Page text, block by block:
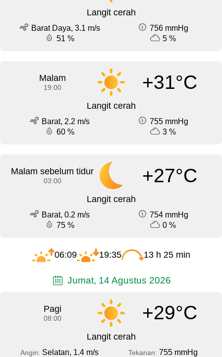
Langit cerah
Barat Daya, 3.1 m/s
756 mmHg
51 %
5 %
Malam
19:00 +31°C
Langit cerah
Barat, 2.2 m/s
755 mmHg
60 %
3 %
Malam sebelum tidur
03:00 +27°C
Langit cerah
Barat, 0.2 m/s
754 mmHg
75 %
0 %
06:09 19:35 13 h 25 min
Jumat, 14 Agustus 2026
Pagi
08:00 +29°C
Langit cerah
Angin: Selatan, 1.4 m/s Tekanan: 755 mmHg